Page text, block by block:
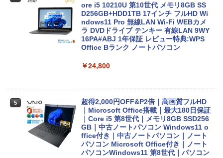
ore i5 10210U 第10世代 メモリ8GB SS
D256GB+HDD1TB 17インチ フルHD Wi
ndows11 Pro 無線LAN Wi-Fi WEBカメ
ラ DVDドライブ テンキー 有線LAN 9WY
16PA#ABJ 1年保証 レビュー特典:WPS
Office Bランク ノートパソコン
￥24,800
5
超得2,000円OFF&P2倍｜高画質フルHD
｜Microsoft Office搭載｜最大180日保証
｜Core i5 第8世代｜メモリ8GB SSD256
GB｜中古ノートパソコン Windows11 o
ffice付き｜中古ノートパソコン｜ノート
パソコン Microsoft Office付き｜ノート
パソコンWindows11 第8世代｜パソコン